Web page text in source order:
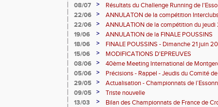
08/07
>
Résultats du Challenge Running de
12 07 2026)
22/06 >
ANNULATON de la compétition
juin
22/06 >
ANNULATION de la compétition du jeudi
19/06
>
ANNULATION de la FINALE POUSSINS
18/06
>
FINALE POUSSINS - Dimanche 21 juin
15/06
>
MODIFICATIONS D'EPREUVES
08/06
>
40ème Meeting International de
05/06
>
Précisions - Rappel - Jeudis du Comité
29/05
>
Actualisation - Championnats de
Montgeron
09/05 >
Triste nouvelle
13/03
>
Bilan des Championnats de France de